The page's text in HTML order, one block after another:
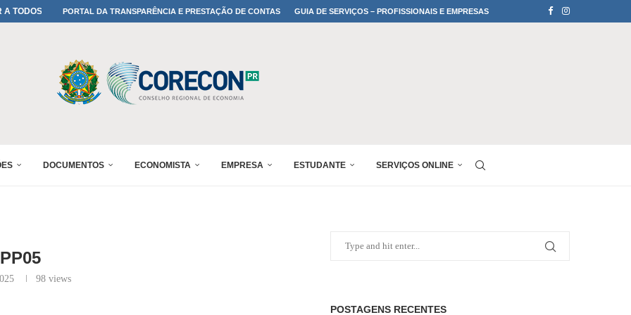
A TODOS OS PAIS!PORTAL DA TRANSPARÊNCIA E PRESTAÇÃO DE CONTAS GUIA DE SERVIÇOS – PROFISSIONAIS E EMPRESAS
DOCUMENTOS ECONOMISTA EMPRESA ESTUDANTE SERVIÇOS ONLINE
PP05
98 views
POSTAGENS RECENTES